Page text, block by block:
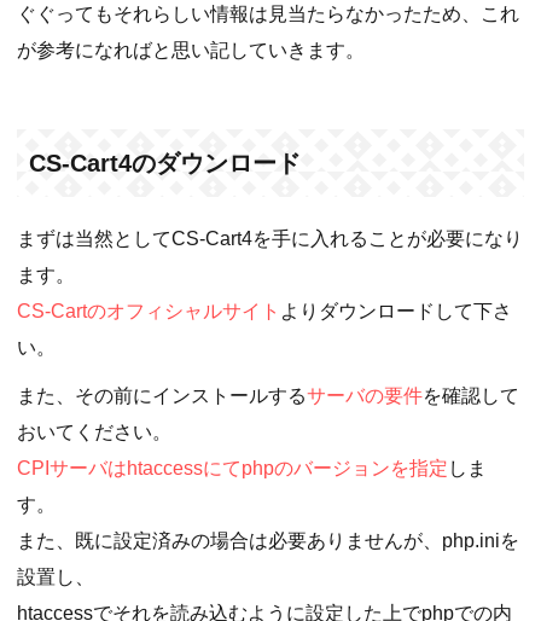
ぐぐってもそれらしい情報は見当たらなかったため、これ
が参考になればと思い記していきます。
CS-Cart4のダウンロード
まずは当然としてCS-Cart4を手に入れることが必要になり
ます。
CS-Cartのオフィシャルサイト よりダウンロードして下さ
い。
また、その前にインストールするサーバの要件を確認して
おいてください。
CPIサーバはhtaccessにてphpのバージョンを指定 しま
す。
また、既に設定済みの場合は必要ありませんが、php.iniを
設置し、
htaccessでそれを読み込むように設定した上でphpでの内